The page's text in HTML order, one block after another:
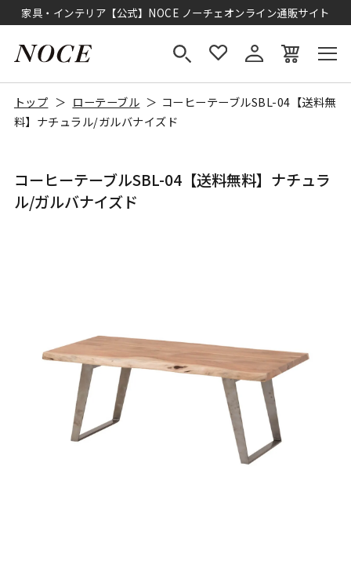
家具・インテリア【公式】NOCE ノーチェオンライン通販サイト
トップ ローテーブル
コーヒーテーブルSBL-04【送料無
料】ナチュラル/ガルバナイズド
コーヒーテーブルSBL-04【送料無料】ナチュラ
ル/ガルバナイズド